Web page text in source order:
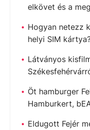
elkövet és a
Hogyan netezz
helyi SIM
Látványos
Öt hamburger
Hamburkert,
Eldugott Fejér